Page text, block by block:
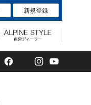
新規登録
Facebook
TwitterInstagram